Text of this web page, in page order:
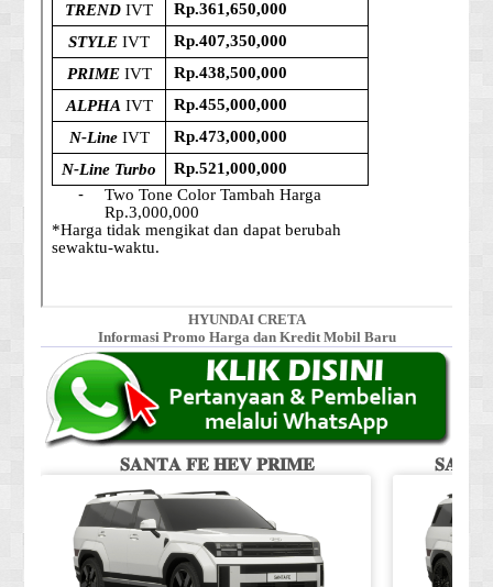
HYUNDAI CRETA
Informasi Promo Harga dan Kredit Mobil Baru
𝐒𝐀𝐍𝐓𝐀 𝐅𝐄 𝐇𝐄𝐕 𝐏𝐑𝐈𝐌𝐄